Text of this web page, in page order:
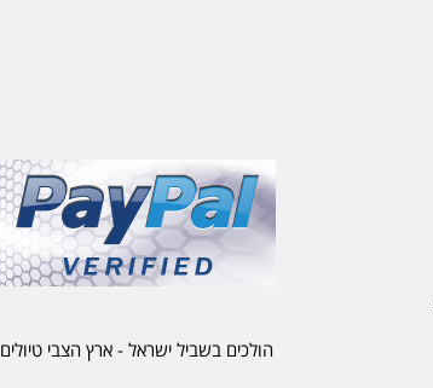
הולכים בשביל ישראל - ארץ הצבי טיולים